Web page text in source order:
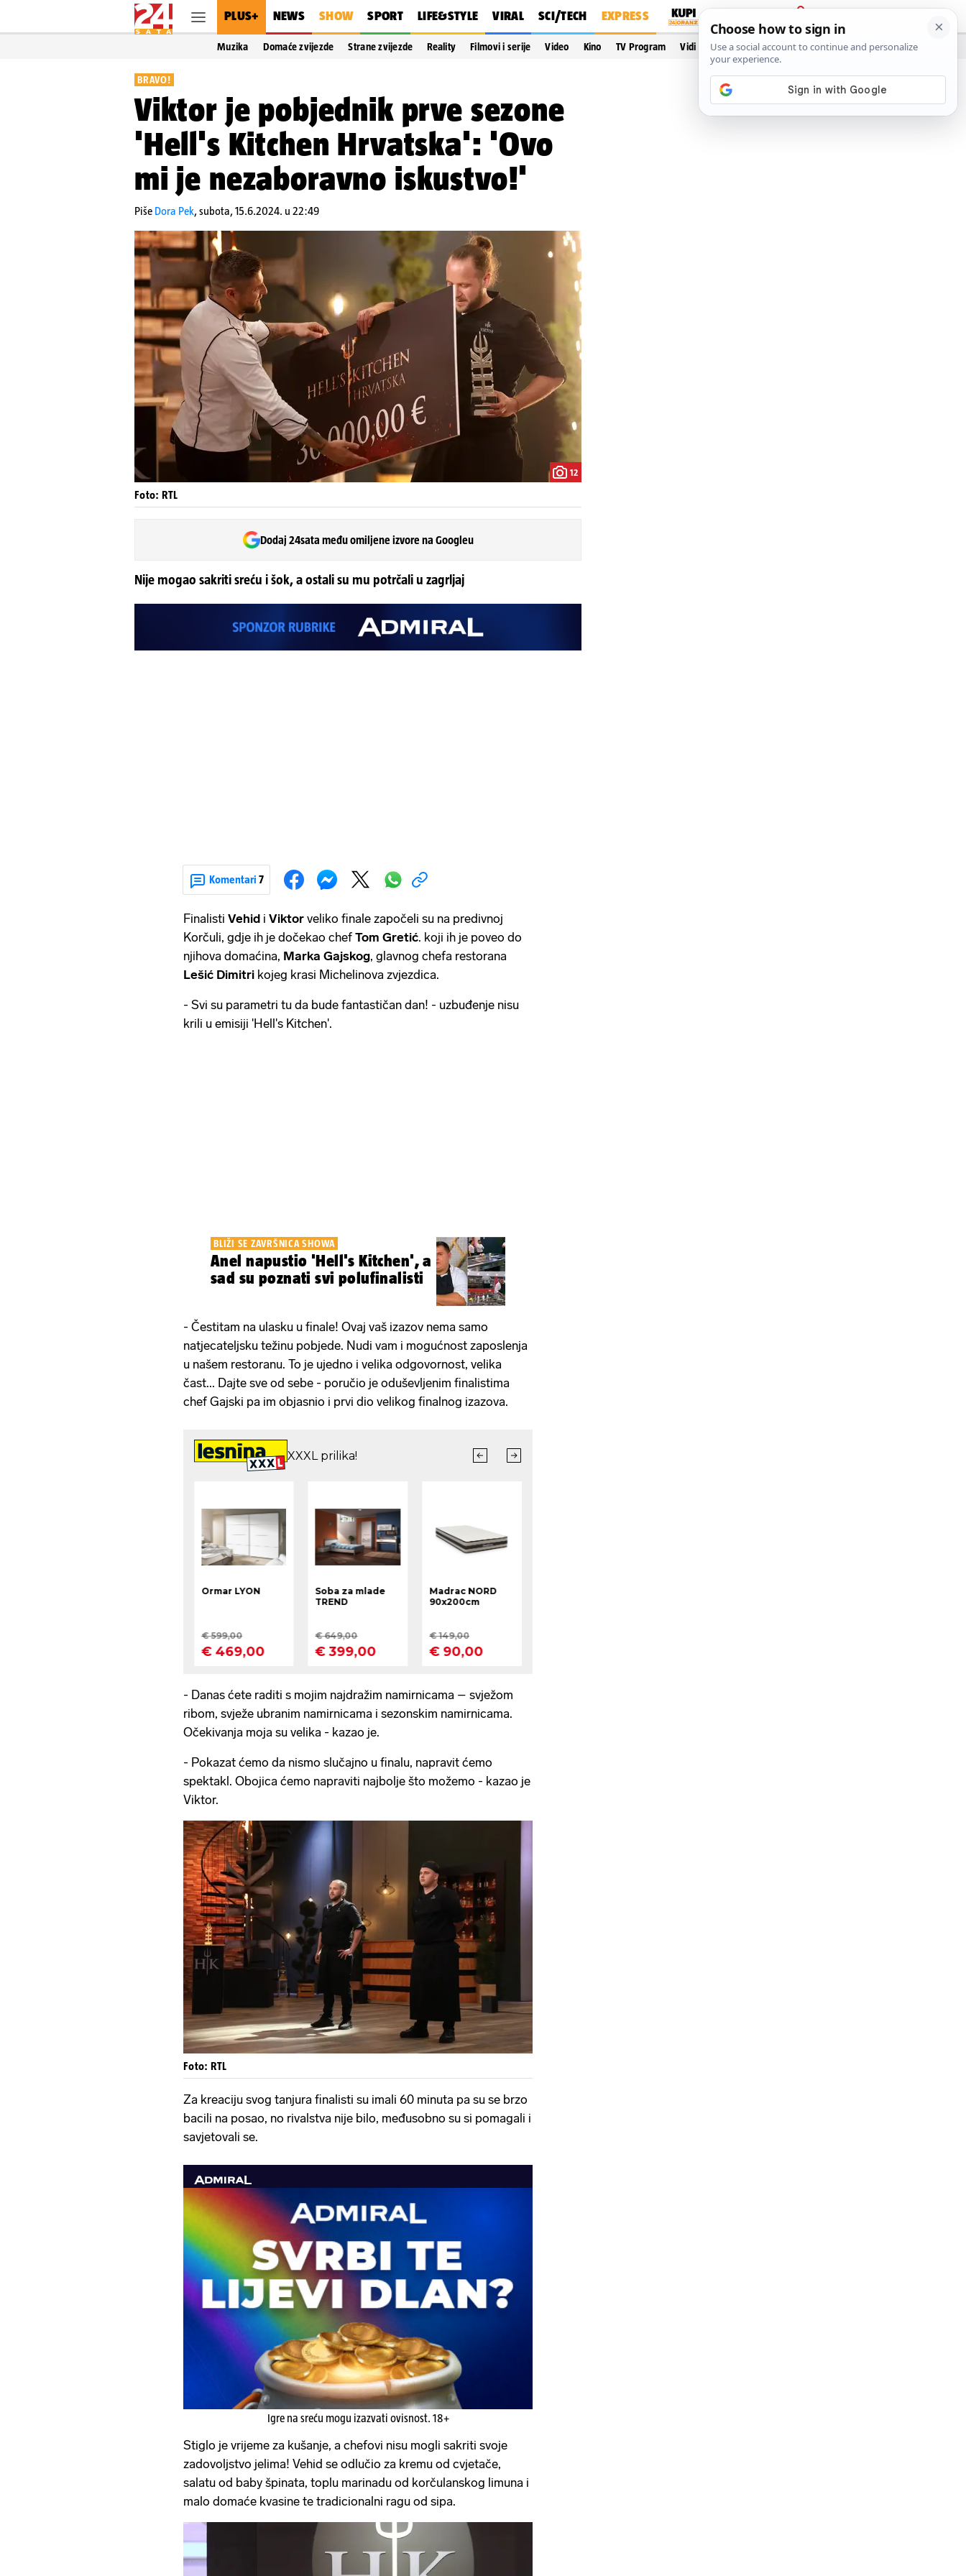
PLUS+ NEWS SHOW SPORT LIFE&STYLE VIRAL SCI/TECH EXPRESS
PRIJAVA
Muzika Domaće zvijezde Strane zvijezde Reality Filmovi i serije Video Kino TV Program Vidi još…
BRAVO!
Viktor je pobjednik prve sezone
'Hell's Kitchen Hrvatska': 'Ovo
mi je nezaboravno iskustvo!'
Piše Dora Pek,subota, 15.6.2024. u 22:49
12
Foto: RTL
Dodaj 24sata među omiljene izvore na Googleu
Nije mogao sakriti sreću i šok, a ostali su mu potrčali u zagrljaj
Komentari 7
Finalisti Vehid i Viktor veliko finale započeli su na predivnoj
Korčuli, gdje ih je dočekao chef Tom Gretić. koji ih je poveo do
njihova domaćina, Marka Gajskog, glavnog chefa restorana
Lešić Dimitri kojeg krasi Michelinova zvjezdica.
- Svi su parametri tu da bude fantastičan dan! - uzbuđenje nisu
krili u emisiji 'Hell's Kitchen'.
BLIŽI SE ZAVRŠNICA SHOWA
Anel napustio 'Hell's Kitchen', a
sad su poznati svi polufinalisti
- Čestitam na ulasku u finale! Ovaj vaš izazov nema samo
natjecateljsku težinu pobjede. Nudi vam i mogućnost zaposlenja
u našem restoranu. To je ujedno i velika odgovornost, velika
čast... Dajte sve od sebe - poručio je oduševljenim finalistima
chef Gajski pa im objasnio i prvi dio velikog finalnog izazova.
- Danas ćete raditi s mojim najdražim namirnicama – svježom
ribom, svježe ubranim namirnicama i sezonskim namirnicama.
Očekivanja moja su velika - kazao je.
- Pokazat ćemo da nismo slučajno u finalu, napravit ćemo
spektakl. Obojica ćemo napraviti najbolje što možemo - kazao je
Viktor.
Foto: RTL
Za kreaciju svog tanjura finalisti su imali 60 minuta pa su se brzo
bacili na posao, no rivalstva nije bilo, međusobno su si pomagali i
savjetovali se.
Igre na sreću mogu izazvati ovisnost. 18+
Stiglo je vrijeme za kušanje, a chefovi nisu mogli sakriti svoje
zadovoljstvo jelima! Vehid se odlučio za kremu od cvjetače,
salatu od baby špinata, toplu marinadu od korčulanskog limuna i
malo domaće kvasine te tradicionalni ragu od sipa.